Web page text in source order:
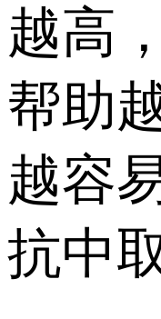
越高
帮助
越容
抗中